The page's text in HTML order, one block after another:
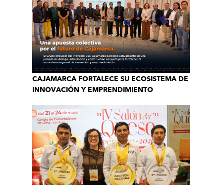
CAJAMARCA FORTALECE SU ECOSISTEMA DE
INNOVACIÓN Y EMPRENDIMIENTO